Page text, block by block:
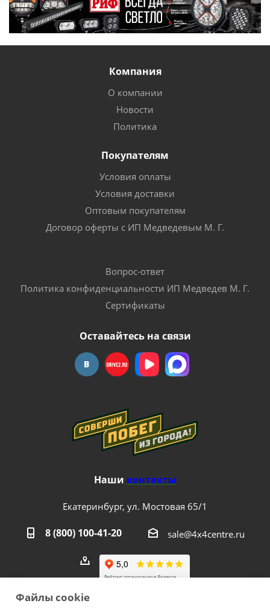
Компания
О компании
Новости
Политика
Покупателям
Условия оплаты
Условия доставки
Оптовым покупателям
Договор оферты с ИП Медведевым М. Г.
Вопрос-ответ
Политика конфиденциальности ИП Медведев М. Г.
Сертификаты
Оставайтесь на связи
Наши контакты
Екатеринбург, ул. Мостовая 65/1
8 (800) 100-41-20 sale@4x4centre.ru
Файлы cookie